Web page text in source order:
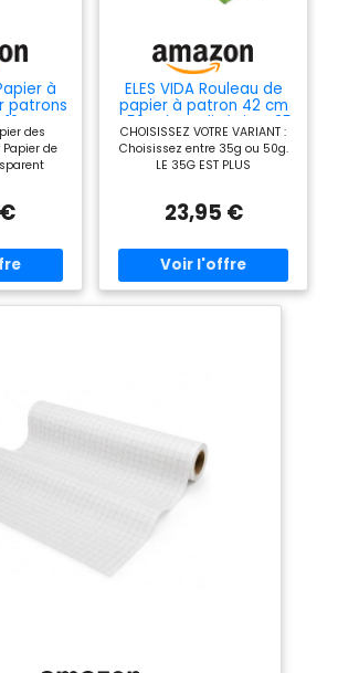
à
patrons
des
de
ELES VIDA Rouleau de
papier à patron 42 cm
x 50 mètres linéaires 35
g/m²
CHOISISSEZ VOTRE VARIANT :
Choisissez entre 35g ou 50g.
LE 35G EST PLUS
DÉCHIRURE, STABLE, PREMIUM:
transparent a une
transparence parfaite pour
voir à travers facilement et
pour dessiner des lignes fines.
manières. Il est parfait pour
tracer ou agrandir des motifs.
En raison de la transparence
claire, le rouleau peut tout
aussi facilement être utilisé
comme papier calque,
NOYAU SOLIDE: Grâce au
noyau en carton robuste du
23,95 €